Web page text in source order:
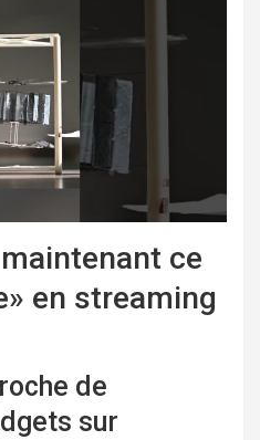
ce
en streaming
de
sur